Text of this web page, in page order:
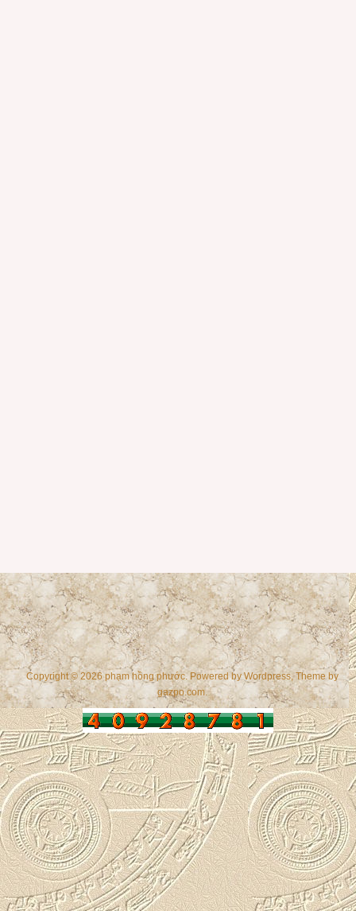
Copyright © 2026 phạm hồng phước. Powered byWordpress, Theme by
gazpo.com.